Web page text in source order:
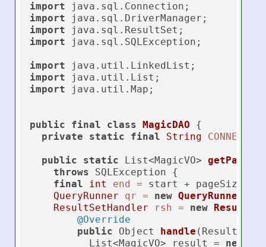
import
import
import
import java.sql.SQLException;
import
import
import java.util.Map;
public final class MagicDAO {
private
static final String
public static List<MagicVO> getPage
throws SQLException {
final
int end = start + pageSize;
QueryRunner
qr = new QueryRunner
ResultSetHandler
rsh = new
@Override
public Object handle (ResultSet
          List<MagicVO> result =
new